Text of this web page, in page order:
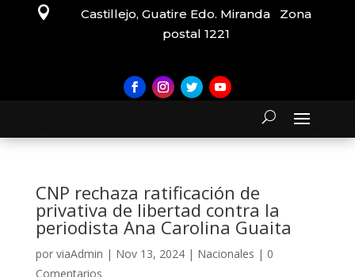

Castillejo, Guatire Edo. Miranda Zona
postal 1221
CNP rechaza ratificación de
privativa de libertad contra la
periodista Ana Carolina Guaita
por viaAdmin | Nov 13, 2024| Nacionales | 0
Comentarios